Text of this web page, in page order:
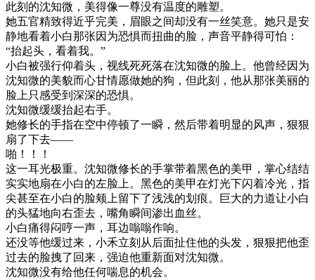
此刻的沈知微，美得像一尊没有温度的雕塑。
她五官精致得近乎完美，眉眼之间却没有一丝笑意。她只是安
静地看着小白那张因为恐惧而扭曲的脸，声音平静得可怕：
“抬起头，看着我。”
小白被强行仰着头，视线死死落在沈知微的脸上。他曾经因为
沈知微的美貌而心甘情愿做她的狗，但此刻，他从那张美丽的
脸上只感受到深深的恐惧。
沈知微缓缓抬起右手。
她修长的手指在空中停顿了一瞬，然后带着明显的风声，狠狠
扇了下去——
啪！！！
这一耳光极重。沈知微修长的手掌带着黑色的美甲，掌心结结
实实地扇在小白的左脸上。黑色的美甲在灯光下闪着冷光，指
尖甚至在小白的脸颊上留下了浅浅的划痕。巨大的力道让小白
的头猛地向右歪去，嘴角瞬间渗出血丝。
小白痛得闷哼一声，耳边嗡嗡作响。
还没等他缓过来，小禾立刻从后面扯住他的头发，狠狠把他歪
过去的脸拽了回来，强迫他重新面对沈知微。
沈知微没有给他任何喘息的机会。